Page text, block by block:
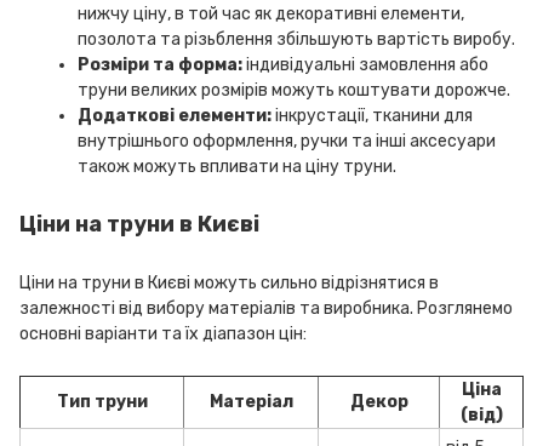
нижчу ціну, в той час як декоративні елементи,
позолота та різьблення збільшують вартість виробу.
Розміри та форма:індивідуальні замовлення або
труни великих розмірів можуть коштувати дорожче.
Додаткові елементи:інкрустації, тканини для
внутрішнього оформлення, ручки та інші аксесуари
також можуть впливати на ціну труни.
Ціни на труни в Києві
Ціни на труни в Києві можуть сильно відрізнятися в
залежності від вибору матеріалів та виробника. Розглянемо
основні варіанти та їх діапазон цін:
Тип труни Матеріал Декор
Ціна
(від)